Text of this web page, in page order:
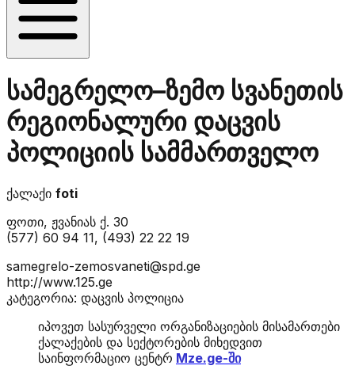
სამეგრელო–ზემო სვანეთის
რეგიონალური დაცვის
პოლიციის სამმართველო
ქალაქი foti
ფოთი, ჟვანიას ქ. 30
(577) 60 94 11, (493) 22 22 19
samegrelo-zemosvaneti@spd.ge
http://www.125.ge
კატეგორია: დაცვის პოლიცია
იპოვეთ სასურველი ორგანიზაციების მისამართები
ქალაქების და სექტორების მიხედვით
საინფორმაციო ცენტრ Mze.ge-ში